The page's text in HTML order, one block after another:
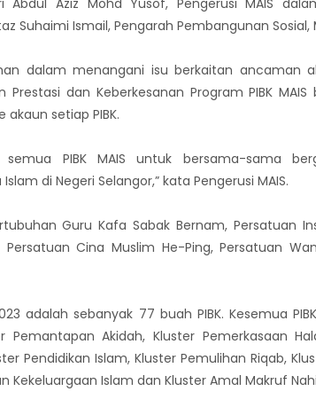
Aziz Mohd Yusof, Pengerusi MAIS
Suhaimi Ismail, Pengarah Pembangunan Sosial,
dalam menangani isu berkaitan ancaman
dan Keberkesanan Program PIBK
setiap PIBK.
PIBK MAIS untuk bersama-sama
di Negeri Selangor,” kata Pengerusi MAIS.
Guru Kafa Sabak Bernam, Persatuan
Cina Muslim He-Ping, Persatuan
adalah sebanyak 77 buah PIBK. Kesemua
Akidah, Kluster Pemerkasaan
Pendidikan Islam, Kluster Pemulihan Riqab,
Kekeluargaan Islam dan Kluster Amal Makruf